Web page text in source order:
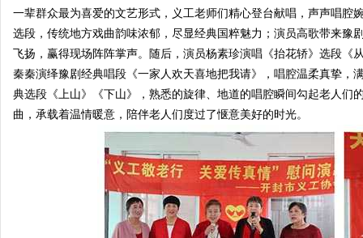
一辈群众最为喜爱的文艺形式，义工老师们精心登台献唱，声声唱腔
选段，传统地方戏曲韵味浓郁，尽显经典国粹魅力；演员高歌带来豫
飞扬，赢得现场阵阵掌声。随后，演员杨素珍演唱《抬花轿》选段
秦秦演绎豫剧经典唱段《一家人欢天喜地把我请》，唱腔温柔真挚，
典选段《上山》《下山》，熟悉的旋律、地道的唱腔瞬间勾起老人们
曲，承载着温情暖意，陪伴老人们度过了惬意美好的时光。